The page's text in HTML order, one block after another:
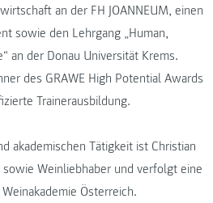
an der FH JOANNEUM, einen
sowie den Lehrgang „Human,
an der Donau Universität Krems.
des GRAWE High Potential Awards
Trainerausbildung.
akademischen Tätigkeit ist Christian
Weinliebhaber und verfolgt eine
Österreich.